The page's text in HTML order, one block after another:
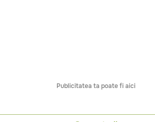
Publicitatea ta poate fi aici